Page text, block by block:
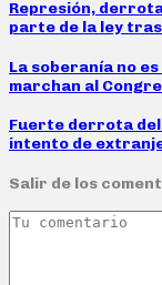
Represión,
parte de la ley
La soberanía no
marchan al
Fuerte derrota
intento de
Salir de los